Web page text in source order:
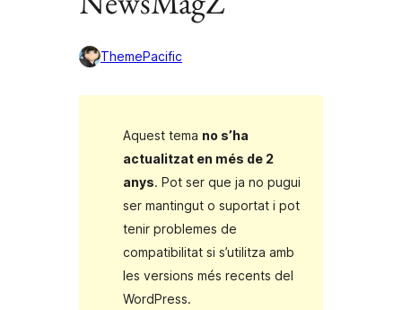
ThemePacific
Aquest tema no s’ha
actualitzat en més de 2
anys. Pot ser que ja no pugui
ser mantingut o suportat i pot
tenir problemes de
compatibilitat si s’utilitza amb
les versions més recents del
WordPress.